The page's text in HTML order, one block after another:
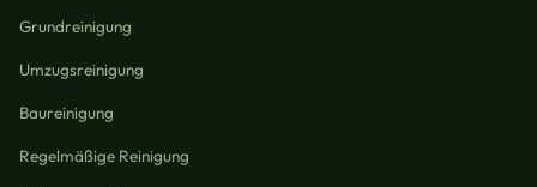
Grundreinigung
Umzugsreinigung
Baureinigung
Regelmäßige Reinigung